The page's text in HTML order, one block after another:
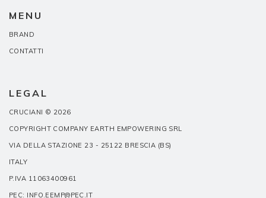
MENU
BRAND
CONTATTI
LEGAL
CRUCIANI © 2026
COPYRIGHT COMPANY EARTH EMPOWERING SRL
VIA DELLA STAZIONE 23 - 25122 BRESCIA (BS)
ITALY
P.IVA 11063400961
PEC: INFO.EEMP@PEC.IT